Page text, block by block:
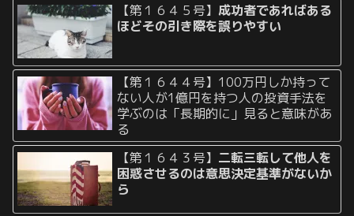
【第１６４５号】成功者であればある
ほどその引き際を誤りやすい
【第１６４４号】100万円しか持って
ない人が1億円を持つ人の投資手法を
学ぶのは「長期的に」見ると意味があ
る
【第１６４３号】 二転三転して他人を
困惑させるのは意思決定基準がないか
ら